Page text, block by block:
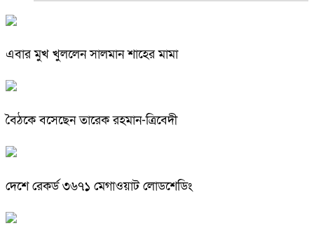
এবার মুখ খুললেন সালমান শাহের মামা
বৈঠকে বসেছেন তারেক রহমান-ত্রিবেদী
দেশে রেকর্ড ৩৬৭১ মেগাওয়াট লোডশেডিং